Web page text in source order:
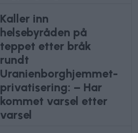
Kaller inn
helsebyråden på
teppet etter bråk
rundt
Uranienborghjemmet-
privatisering: – Har
kommet varsel etter
varsel